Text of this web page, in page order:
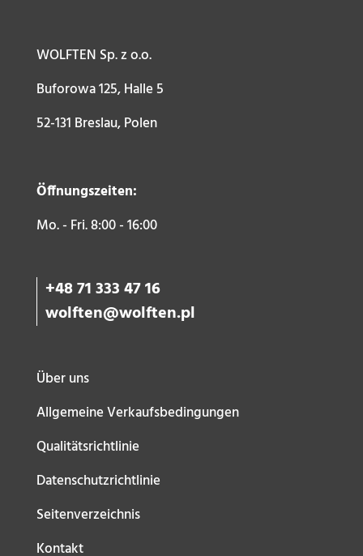
WOLFTEN Sp. z o.o.
Buforowa 125, Halle 5
52-131 Breslau, Polen
Öffnungszeiten:
Mo. - Fri. 8:00 - 16:00
+48 71 333 47 16
wolften@wolften.pl
Über uns
Allgemeine Verkaufsbedingungen
Qualitätsrichtlinie
Datenschutzrichtlinie
Seitenverzeichnis
Kontakt